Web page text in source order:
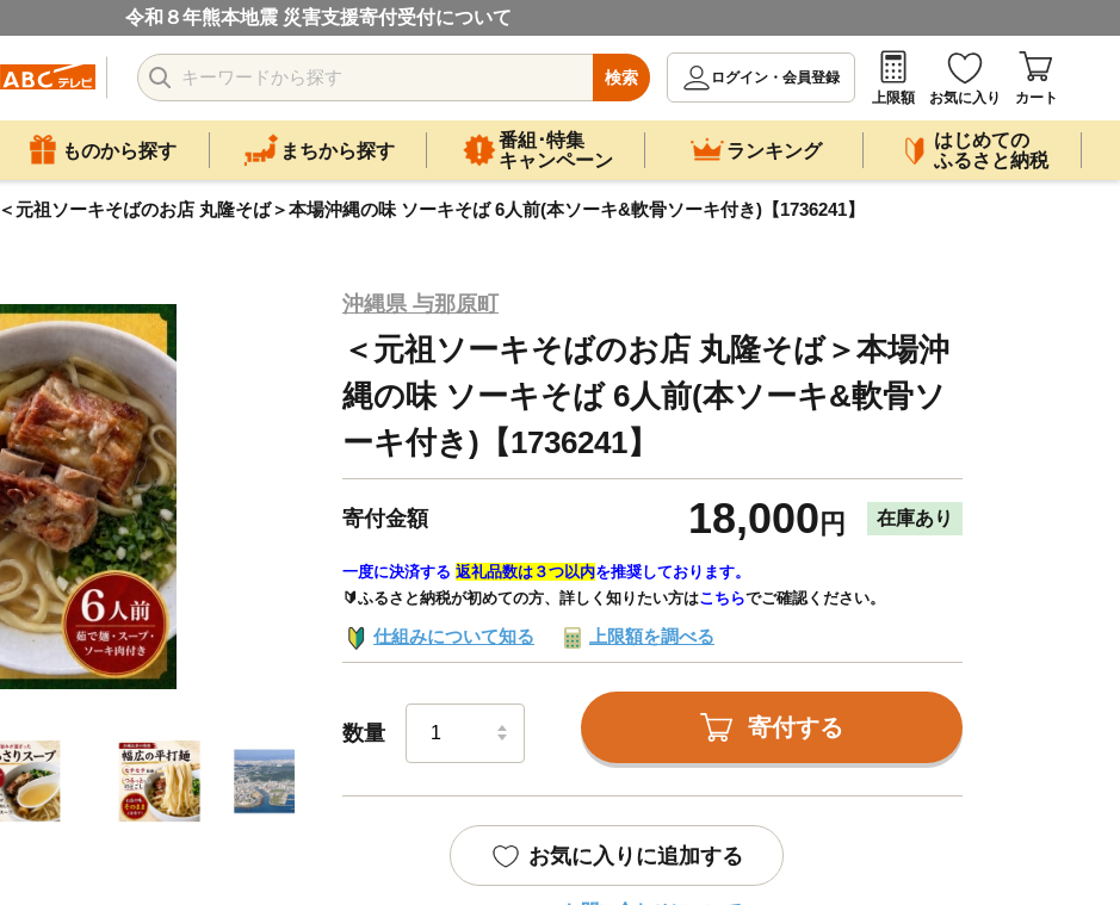
令和８年熊本地震 災害支援寄付受付について
検索
ログイン・会員登録
上限額
お気に入り カート
ものから探す まちから探す
番組･特集
キャンペーン
ランキング
はじめての
ふるさと納税
＜元祖ソーキそばのお店 丸隆そば＞本場沖縄の味 ソーキそば 6人前(本ソーキ&軟骨ソーキ付き)【1736241】
沖縄県 与那原町
＜元祖ソーキそばのお店 丸隆そば＞本場沖
縄の味 ソーキそば 6人前(本ソーキ&軟骨ソ
ーキ付き)【1736241】
寄付金額 18,000 円 在庫あり
一度に決済する 返礼品数は３つ以内を推奨しております。
🔰ふるさと納税が初めての方、詳しく知りたい方はこちらでご確認ください。
仕組みについて知る 上限額を調べる
数量 寄付する
お気に入りに追加する